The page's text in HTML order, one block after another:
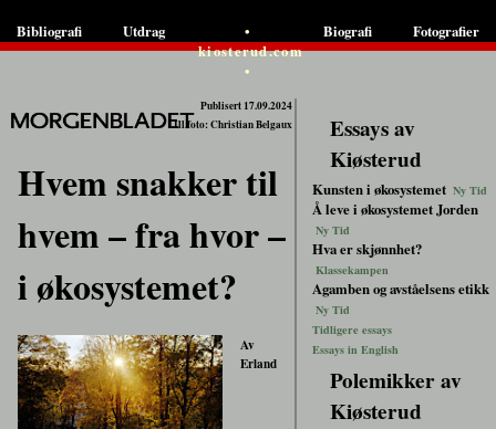
Bibliografi Utdrag
•
kiosterud.com
•
Biografi Fotografier
Publisert 17.09.2024
Ill.foto: Christian Belgaux
Hvem snakker til
hvem – fra hvor –
i økosystemet?
Av
Erland
Essays av
Kiøsterud
Kunsten i økosystemet Ny Tid
Å leve i økosystemet Jorden
Ny Tid
Hva er skjønnhet?
Klassekampen
Agamben og avståelsens etikk
Ny Tid
Tidligere essays
Essays in English
Polemikker av
Kiøsterud